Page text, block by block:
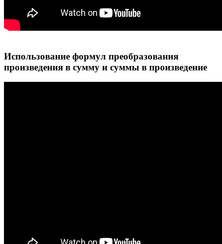
Использование формул преобразования
произведения в сумму и суммы в произведение